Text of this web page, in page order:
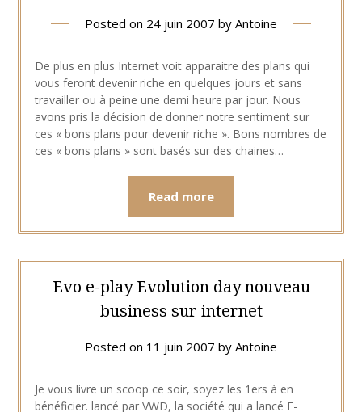
Posted on 24 juin 2007 by Antoine
De plus en plus Internet voit apparaitre des plans qui
vous feront devenir riche en quelques jours et sans
travailler ou à peine une demi heure par jour. Nous
avons pris la décision de donner notre sentiment sur
ces « bons plans pour devenir riche ». Bons nombres de
ces « bons plans » sont basés sur des chaines…
Read more
Evo e-play Evolution day nouveau
business sur internet
Posted on 11 juin 2007 by Antoine
Je vous livre un scoop ce soir, soyez les 1ers à en
bénéficier. lancé par VWD, la société qui a lancé E-